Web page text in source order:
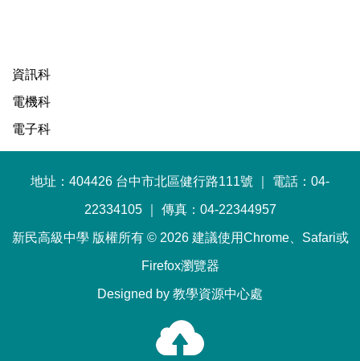
資訊科
電機科
電子科
地址：404426 台中市北區健行路111號 ｜ 電話：04-
22334105 ｜ 傳真：04-22344957
新民高級中學 版權所有 © 2026 建議使用Chrome、Safari或
Firefox瀏覽器
Designed by 教學資源中心處